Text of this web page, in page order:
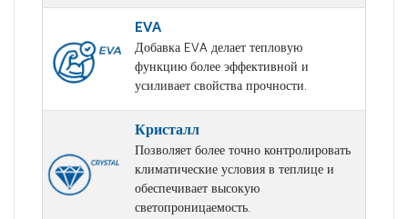
EVA
Добавка EVA делает тепловую
функцию более эффективной и
усиливает свойства прочности.
Кристалл
Позволяет более точно контролировать
климатические условия в теплице и
обеспечивает высокую
светопроницаемость.